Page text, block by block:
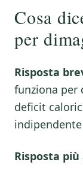
Cosa
per
Risposta
funziona per
deficit
Risposta